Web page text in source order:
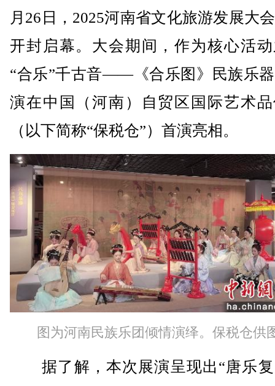
月26日，2025河南省文化旅游发展大
开封启幕。大会期间，作为核心活
“合乐”千古音——《合乐图》民族乐
演在中国（河南）自贸区国际艺术
（以下简称“保税仓”）首演亮相。
图为河南民族乐团倾情演绎。保税仓供
据了解，本次展演呈现出“唐乐复